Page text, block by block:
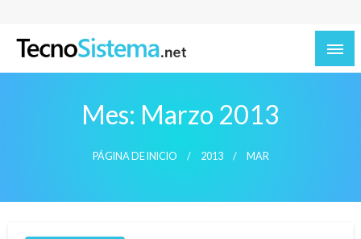
TecnoSistema.net – Software y tecnologia
Mes: Marzo 2013
PÁGINA DE INICIO 2013 MAR